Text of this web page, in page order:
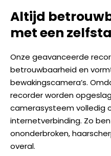
Altijd
met een
Onze geavanceerde
betrouwbaarheid en
bewakingscamera’s.
recorder worden
camerasysteem volledig
internetverbinding. Zo
ononderbroken,
overal.